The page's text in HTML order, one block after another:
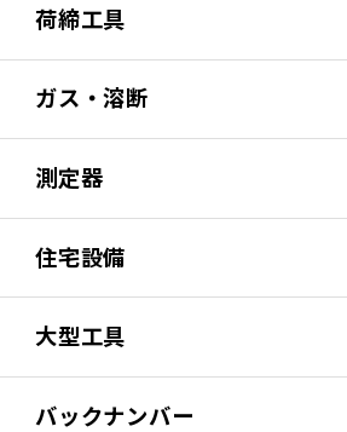
荷締工具
ガス・溶断
測定器
住宅設備
大型工具
バックナンバー